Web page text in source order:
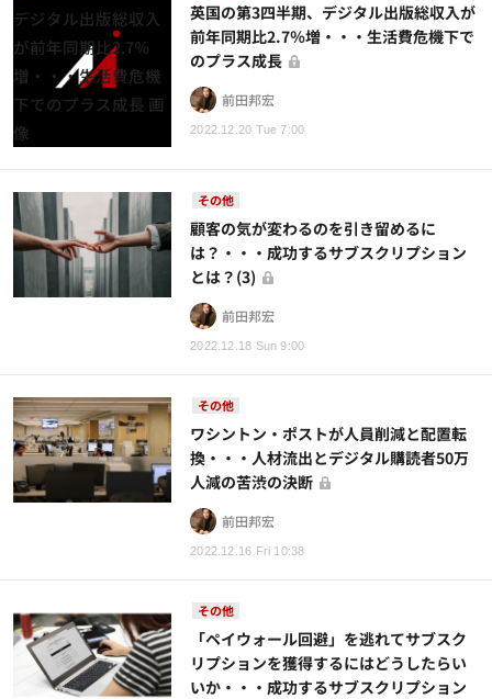
2022.12.20 Tue 7:00
英国の第3四半期、デジタル出版総収入が
前年同期比2.7％増・・・生活費危機下で
のプラス成長
前田邦宏
その他
2022.12.18 Sun 9:00
顧客の気が変わるのを引き留めるに
は？・・・成功するサブスクリプション
とは？(3)
前田邦宏
その他
2022.12.16 Fri 10:38
ワシントン・ポストが人員削減と配置転
換・・・人材流出とデジタル購読者50万
人減の苦渋の決断
前田邦宏
その他
「ペイウォール回避」を逃れてサブスク
リプションを獲得するにはどうしたらい
いか・・・成功するサブスクリプション